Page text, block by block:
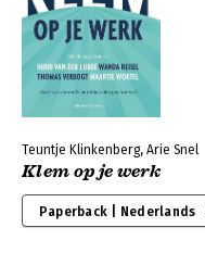
Teuntje Klinkenberg, Arie Snel
Klem op je werk
Paperback | Nederlands